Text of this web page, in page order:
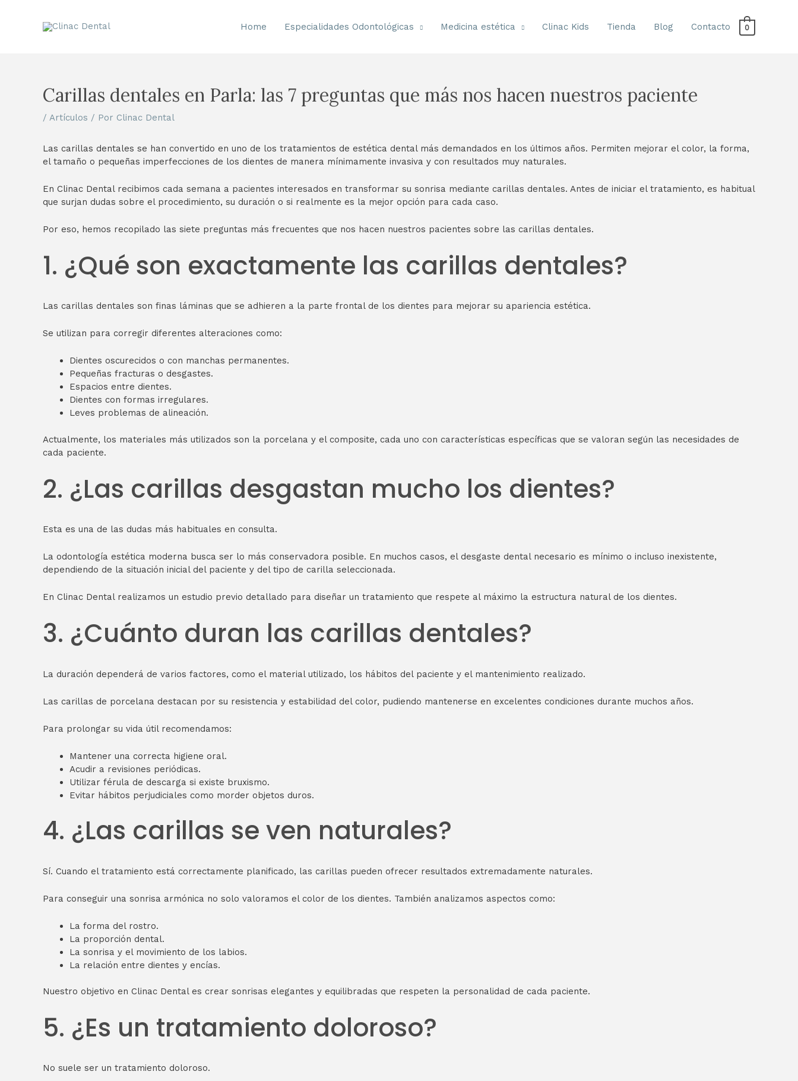
Home Especialidades Odontológicas Medicina estética Clinac Kids Tienda Blog Contacto 0
Carillas dentales en Parla: las 7 preguntas que más nos hacen nuestros paciente
/ Artículos / Por Clinac Dental
Las carillas dentales se han convertido en uno de los tratamientos de estética dental más demandados en los últimos años. Permiten mejorar el color, la forma,
el tamaño o pequeñas imperfecciones de los dientes de manera mínimamente invasiva y con resultados muy naturales.
En Clinac Dental recibimos cada semana a pacientes interesados en transformar su sonrisa mediante carillas dentales. Antes de iniciar el tratamiento, es habitual
que surjan dudas sobre el procedimiento, su duración o si realmente es la mejor opción para cada caso.
Por eso, hemos recopilado las siete preguntas más frecuentes que nos hacen nuestros pacientes sobre las carillas dentales.
1. ¿Qué son exactamente las carillas dentales?
Las carillas dentales son finas láminas que se adhieren a la parte frontal de los dientes para mejorar su apariencia estética.
Se utilizan para corregir diferentes alteraciones como:
Dientes oscurecidos o con manchas permanentes.
Pequeñas fracturas o desgastes.
Espacios entre dientes.
Dientes con formas irregulares.
Leves problemas de alineación.
Actualmente, los materiales más utilizados son la porcelana y el composite, cada uno con características específicas que se valoran según las necesidades de
cada paciente.
2. ¿Las carillas desgastan mucho los dientes?
Esta es una de las dudas más habituales en consulta.
La odontología estética moderna busca ser lo más conservadora posible. En muchos casos, el desgaste dental necesario es mínimo o incluso inexistente,
dependiendo de la situación inicial del paciente y del tipo de carilla seleccionada.
En Clinac Dental realizamos un estudio previo detallado para diseñar un tratamiento que respete al máximo la estructura natural de los dientes.
3. ¿Cuánto duran las carillas dentales?
La duración dependerá de varios factores, como el material utilizado, los hábitos del paciente y el mantenimiento realizado.
Las carillas de porcelana destacan por su resistencia y estabilidad del color, pudiendo mantenerse en excelentes condiciones durante muchos años.
Para prolongar su vida útil recomendamos:
Mantener una correcta higiene oral.
Acudir a revisiones periódicas.
Utilizar férula de descarga si existe bruxismo.
Evitar hábitos perjudiciales como morder objetos duros.
4. ¿Las carillas se ven naturales?
Sí. Cuando el tratamiento está correctamente planificado, las carillas pueden ofrecer resultados extremadamente naturales.
Para conseguir una sonrisa armónica no solo valoramos el color de los dientes. También analizamos aspectos como:
La forma del rostro.
La proporción dental.
La sonrisa y el movimiento de los labios.
La relación entre dientes y encías.
Nuestro objetivo en Clinac Dental es crear sonrisas elegantes y equilibradas que respeten la personalidad de cada paciente.
5. ¿Es un tratamiento doloroso?
No suele ser un tratamiento doloroso.
entradas